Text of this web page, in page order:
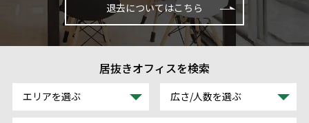
退去についてはこちら
居抜きオフィスを検索
エリアを選ぶ 広さ/人数を選ぶ